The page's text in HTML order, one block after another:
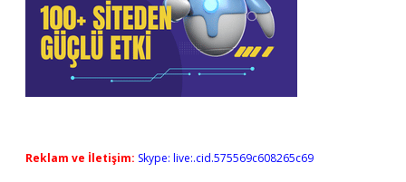
Reklam ve İletişim: Skype: live:.cid.575569c608265c69